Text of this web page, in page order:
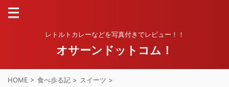
レトルトカレーなどを写真付きでレビュー！！
オサーンドットコム！
HOME > 食べ歩る記 > スイーツ >